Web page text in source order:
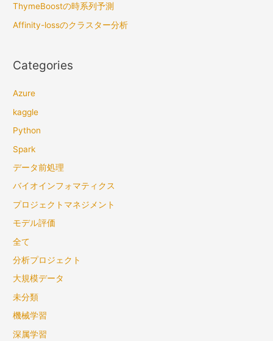
例
ら
ぶ
ThymeBoostの時系列予測
Affinity-lossのクラスター分析
Categories
Azure
kaggle
Python
Spark
データ前処理
バイオインフォマティクス
プロジェクトマネジメント
モデル評価
全て
分析プロジェクト
大規模データ
未分類
機械学習
深属学習